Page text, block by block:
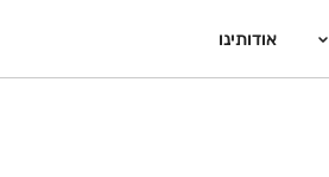
אודותינו